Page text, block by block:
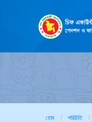
হোম পরিচিতি